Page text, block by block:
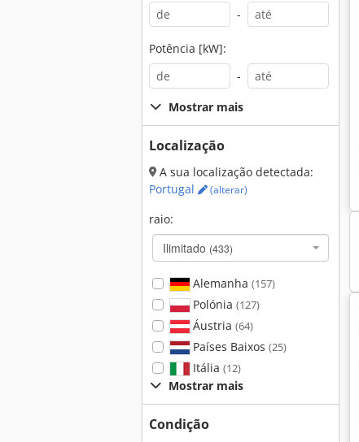
-
Potência [kW]:
-
Mostrar mais
Localização
A sua localização detectada:
Portugal
(alterar)
raio:
Ilimitado (433)
Alemanha (157)
Polónia (127)
Áustria (64)
Países Baixos (25)
Itália (12)
Mostrar mais
Condição
Caterpillar 235 Caterpillar 229